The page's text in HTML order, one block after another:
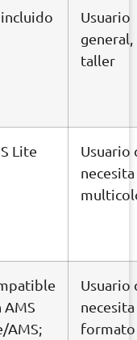
Usuario
general,
taller
Lite
Usuario
necesita
AMS
AMS;
Usuario
formato